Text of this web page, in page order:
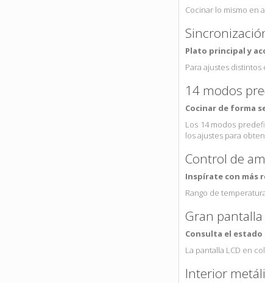
Cocinar lo mismo en
Plato principal y
Para ajustes
14 modos
Cocinar de forma
Los 14 modos
los ajustes para
Control de
Inspírate con más
Rango de
Gran
Consulta el
La pantalla LCD en
Interior